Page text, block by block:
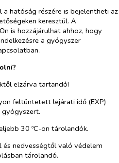
hatóság részére is bejelentheti az
keresztül. A
is hozzájárulhat ahhoz, hogy
a gyógyszer
elzárva tartandó!
feltüntetett lejárati idő (EXP)
gyógyszert.
30 ºC-on tárolandók.
nedvességtől való védelem
tárolandó.